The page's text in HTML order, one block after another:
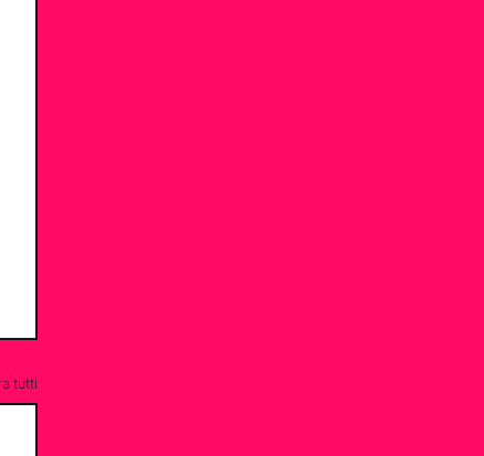
tutti